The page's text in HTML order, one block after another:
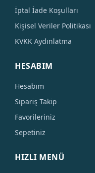
İptal İade Koşulları
Kişisel Veriler Politikası
KVKK Aydınlatma
HESABIM
Hesabım
Sipariş Takip
Favorileriniz
Sepetiniz
HIZLI MENÜ